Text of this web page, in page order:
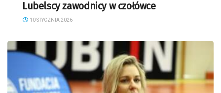
Lubelscy zawodnicy w czołówce
10 STYCZNIA 2026